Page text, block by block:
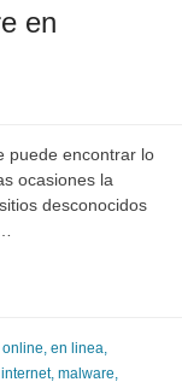
en
puede encontrar lo
ocasiones la
desconocidos
online, en linea,
internet, malware,